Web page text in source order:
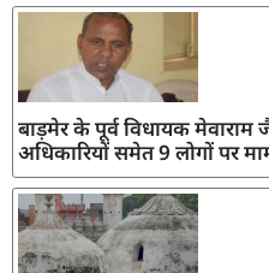
बाड़मेर के पूर्व विधायक
अधिकारियों समेत 9 लोगों पर